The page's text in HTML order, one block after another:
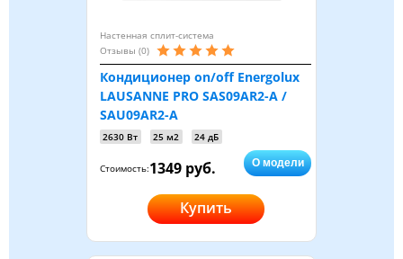
Настенная сплит-система
Отзывы (0)
Кондиционер on/off Energolux
LAUSANNE PRO SAS09AR2-A /
SAU09AR2-A
2630 Вт 25 м2 24 дБ
Стоимость:1349 руб. О модели
Купить